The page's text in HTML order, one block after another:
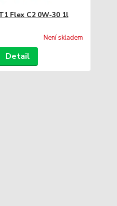
Flex C2 0W-30 1l
Není skladem
Detail